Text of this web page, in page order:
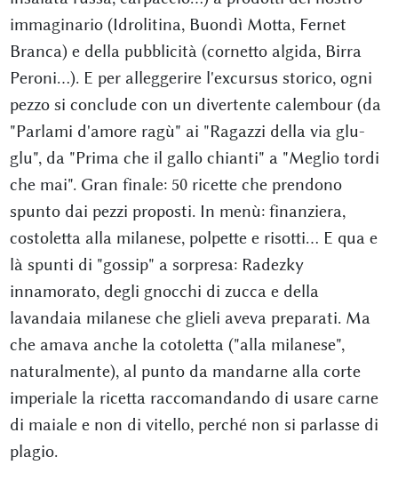
immaginario (Idrolitina, Buondì Motta, Fernet
Branca) e della pubblicità (cornetto algida, Birra
Peroni...). E per alleggerire l'excursus storico, ogni
pezzo si conclude con un divertente calembour (da
"Parlami d'amore ragù" ai "Ragazzi della via glu-
glu", da "Prima che il gallo chianti" a "Meglio tordi
che mai". Gran finale: 50 ricette che prendono
spunto dai pezzi proposti. In menù: finanziera,
costoletta alla milanese, polpette e risotti... E qua e
là spunti di "gossip" a sorpresa: Radezky
innamorato, degli gnocchi di zucca e della
lavandaia milanese che glieli aveva preparati. Ma
che amava anche la cotoletta ("alla milanese",
naturalmente), al punto da mandarne alla corte
imperiale la ricetta raccomandando di usare carne
di maiale e non di vitello, perché non si parlasse di
plagio.